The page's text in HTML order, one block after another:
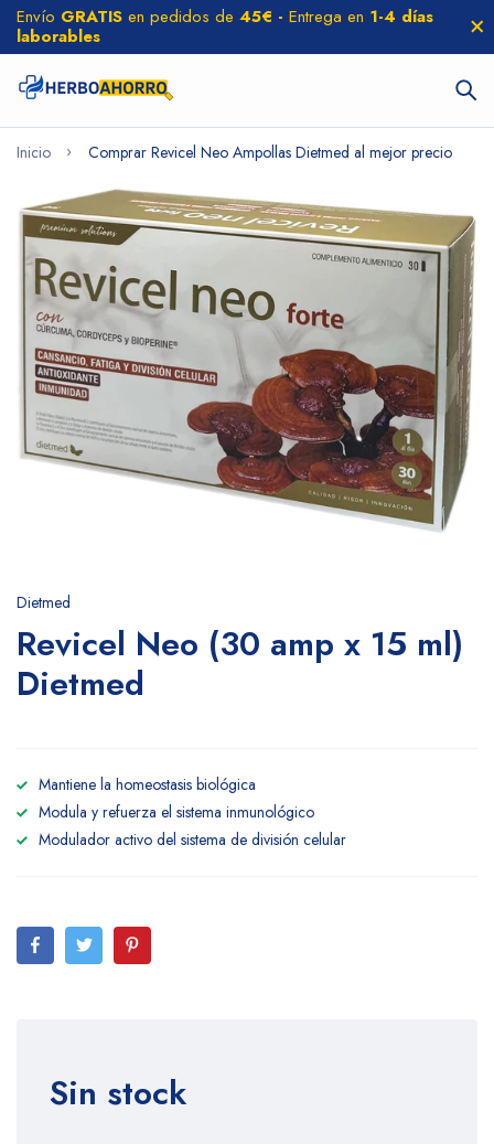
Envío GRATIS en pedidos de 45€ - Entrega en 1-4 días
laborables
Inicio Comprar Revicel Neo Ampollas Dietmed al mejor precio
Dietmed
Revicel Neo (30 amp x 15 ml)
Dietmed
Mantiene la homeostasis biológica
Modula y refuerza el sistema inmunológico
Modulador activo del sistema de división celular
Sin stock